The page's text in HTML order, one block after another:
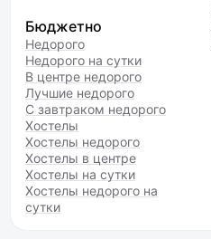
Бюджетно
Недорого
Недорого на сутки
В центре недорого
Лучшие недорого
С завтраком недорого
Хостелы
Хостелы недорого
Хостелы в центре
Хостелы на сутки
Хостелы недорого на
сутки